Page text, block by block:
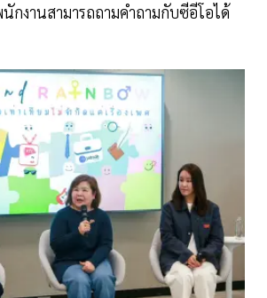
กงานสามารถถามคำถามกับซีอีโอได้